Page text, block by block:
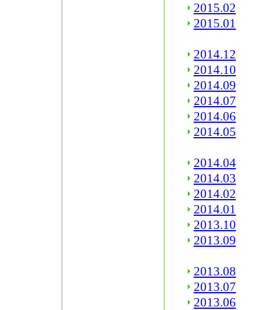
2015.02
2015.01
2014.12
2014.10
2014.09
2014.07
2014.06
2014.05
2014.04
2014.03
2014.02
2014.01
2013.10
2013.09
2013.08
2013.07
2013.06